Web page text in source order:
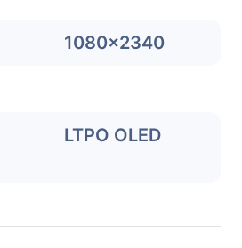
1080x2340
LTPO OLED